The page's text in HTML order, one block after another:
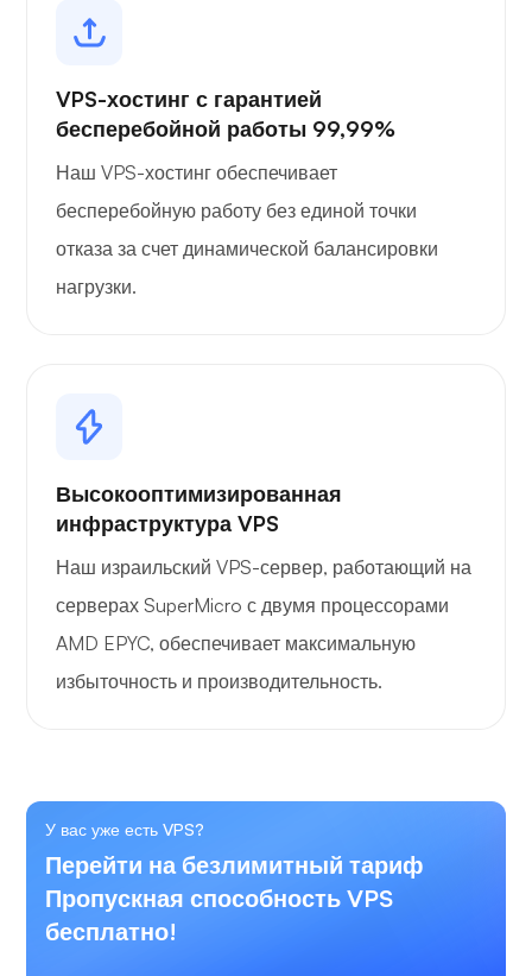
VPS-хостинг с гарантией
бесперебойной работы 99,99%
Наш VPS-хостинг обеспечивает
бесперебойную работу без единой точки
отказа за счет динамической балансировки
нагрузки.
Высокооптимизированная
инфраструктура VPS
Наш израильский VPS-сервер, работающий на
серверах SuperMicro с двумя процессорами
AMD EPYC, обеспечивает максимальную
избыточность и производительность.
У вас уже есть VPS?
Перейти на безлимитный тариф
Пропускная способность VPS
бесплатно!